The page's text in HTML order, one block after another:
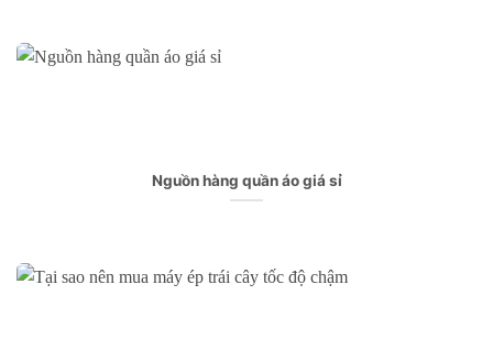
Nguồn hàng quần áo giá sỉ